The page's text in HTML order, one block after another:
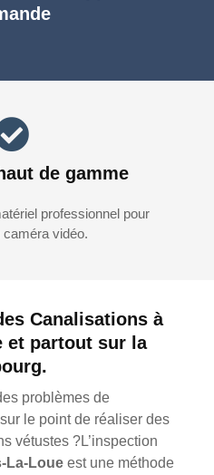
Canalisations à
et partout sur la
problèmes de
le point de réaliser des
vétustes ?L’inspection
La-Loue est une méthode
de gamme
professionnel pour
caméra vidéo.